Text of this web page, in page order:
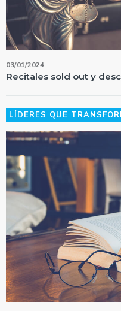
03/01/2024
Recitales sold out y
LÍDERES QUE